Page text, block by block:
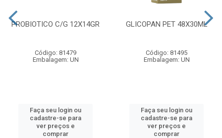
PROBIOTICO C/G 12X14GR
Código: 81479
Embalagem: UN
Faça seu login ou
cadastre-se para
ver preços e
comprar
GLICOPAN PET 48X30ML
Código: 81495
Embalagem: UN
Faça seu login ou
cadastre-se para
ver preços e
comprar